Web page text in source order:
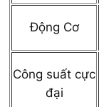
Động Cơ
Công suất cực
đại